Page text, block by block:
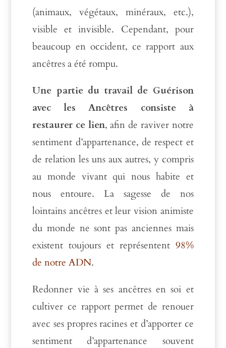
(animaux, végétaux, minéraux, etc.),
visible et invisible. Cependant, pour
beaucoup en occident, ce rapport aux
ancêtres a été rompu.
Une partie du travail de Guérison
avec les Ancêtres consiste à
restaurer ce lien, afin de raviver notre
sentiment d’appartenance, de respect et
de relation les uns aux autres, y compris
au monde vivant qui nous habite et
nous entoure. La sagesse de nos
lointains ancêtres et leur vision animiste
du monde ne sont pas anciennes mais
existent toujours et représentent 98%
de notre ADN.
Redonner vie à ses ancêtres en soi et
cultiver ce rapport permet de renouer
avec ses propres racines et d’apporter ce
sentiment d’appartenance souvent